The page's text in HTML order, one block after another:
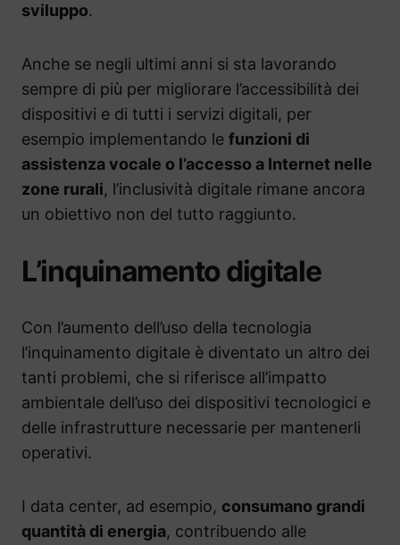
sviluppo.
Anche se negli ultimi anni si sta lavorando
sempre di più per migliorare l’accessibilità dei
dispositivi e di tutti i servizi digitali, per
esempio implementando le funzioni di
assistenza vocale o l’accesso a Internet nelle
zone rurali, l’inclusività digitale rimane ancora
un obiettivo non del tutto raggiunto.
L’inquinamento digitale
Con l’aumento dell’uso della tecnologia
l’inquinamento digitale è diventato un altro dei
tanti problemi, che si riferisce all’impatto
ambientale dell’uso dei dispositivi tecnologici e
delle infrastrutture necessarie per mantenerli
operativi.
I data center, ad esempio, consumano grandi
quantità di energia, contribuendo alle